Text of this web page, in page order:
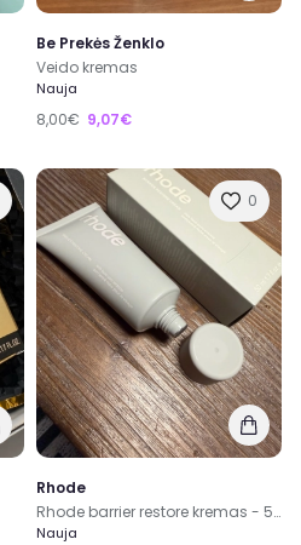
Be Prekės Ženklo
Veido kremas
Nauja
8,00€ 9,07€
0
Rhode
Rhode barrier restore kremas - 50ml - didesnis
Nauja